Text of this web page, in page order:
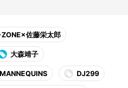
佐藤栄太郎
大森靖子
DJ299